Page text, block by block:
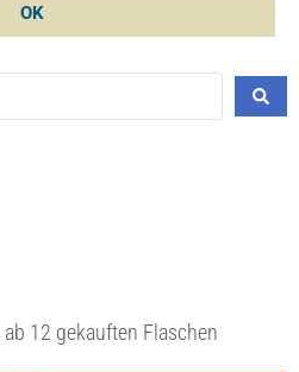
OK
ab 12 gekauften Flaschen